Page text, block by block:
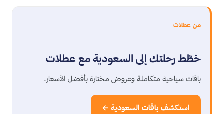
من عطلات
خطّط رحلتك إلى السعودية مع عطلات
باقات سياحية متكاملة وعروض مختارة بأفضل الأسعار.
استكشف باقات السعودية ←